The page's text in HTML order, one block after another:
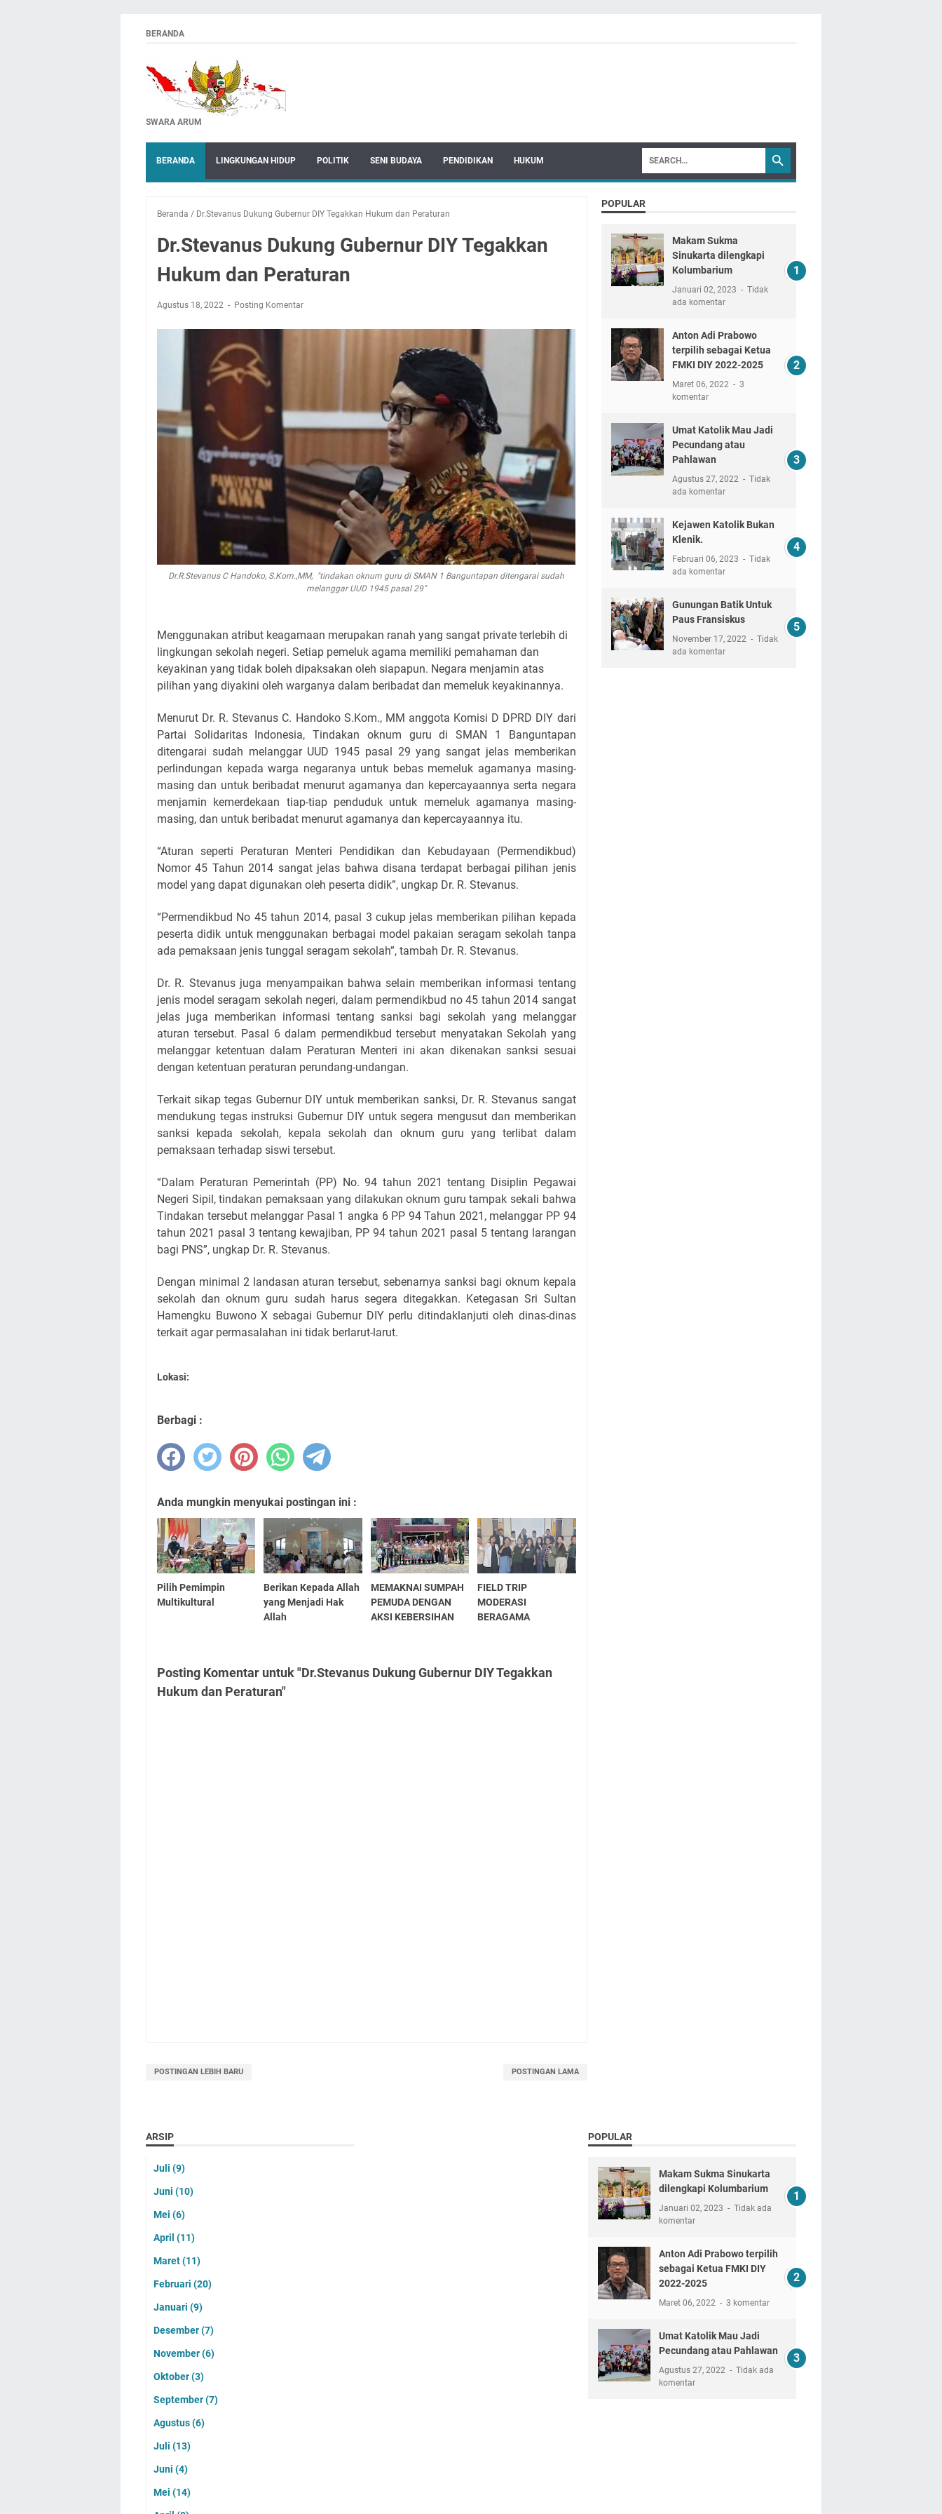
BERANDA
SWARA ARUM
BERANDA LINGKUNGAN HIDUP POLITIK SENI BUDAYA PENDIDIKAN HUKUM
Beranda / Dr.Stevanus Dukung Gubernur DIY Tegakkan Hukum dan Peraturan
Dr.Stevanus Dukung Gubernur DIY Tegakkan
Hukum dan Peraturan
Agustus 18, 2022 Posting Komentar
Dr.R.Stevanus C Handoko, S.Kom.,MM, "tindakan oknum guru di SMAN 1 Banguntapan ditengarai sudah
melanggar UUD 1945 pasal 29"
Menggunakan atribut keagamaan merupakan ranah yang sangat private terlebih di
lingkungan sekolah negeri. Setiap pemeluk agama memiliki pemahaman dan
keyakinan yang tidak boleh dipaksakan oleh siapapun. Negara menjamin atas
pilihan yang diyakini oleh warganya dalam beribadat dan memeluk keyakinannya.
Menurut Dr. R. Stevanus C. Handoko S.Kom., MM anggota Komisi D DPRD DIY dari
Partai Solidaritas Indonesia, Tindakan oknum guru di SMAN 1 Banguntapan
ditengarai sudah melanggar UUD 1945 pasal 29 yang sangat jelas memberikan
perlindungan kepada warga negaranya untuk bebas memeluk agamanya masing-
masing dan untuk beribadat menurut agamanya dan kepercayaannya serta negara
menjamin kemerdekaan tiap-tiap penduduk untuk memeluk agamanya masing-
masing, dan untuk beribadat menurut agamanya dan kepercayaannya itu.
“Aturan seperti Peraturan Menteri Pendidikan dan Kebudayaan (Permendikbud)
Nomor 45 Tahun 2014 sangat jelas bahwa disana terdapat berbagai pilihan jenis
model yang dapat digunakan oleh peserta didik”, ungkap Dr. R. Stevanus.
“Permendikbud No 45 tahun 2014, pasal 3 cukup jelas memberikan pilihan kepada
peserta didik untuk menggunakan berbagai model pakaian seragam sekolah tanpa
ada pemaksaan jenis tunggal seragam sekolah”, tambah Dr. R. Stevanus.
Dr. R. Stevanus juga menyampaikan bahwa selain memberikan informasi tentang
jenis model seragam sekolah negeri, dalam permendikbud no 45 tahun 2014 sangat
jelas juga memberikan informasi tentang sanksi bagi sekolah yang melanggar
aturan tersebut. Pasal 6 dalam permendikbud tersebut menyatakan Sekolah yang
melanggar ketentuan dalam Peraturan Menteri ini akan dikenakan sanksi sesuai
dengan ketentuan peraturan perundang-undangan.
Terkait sikap tegas Gubernur DIY untuk memberikan sanksi, Dr. R. Stevanus sangat
mendukung tegas instruksi Gubernur DIY untuk segera mengusut dan memberikan
sanksi kepada sekolah, kepala sekolah dan oknum guru yang terlibat dalam
pemaksaan terhadap siswi tersebut.
“Dalam Peraturan Pemerintah (PP) No. 94 tahun 2021 tentang Disiplin Pegawai
Negeri Sipil, tindakan pemaksaan yang dilakukan oknum guru tampak sekali bahwa
Tindakan tersebut melanggar Pasal 1 angka 6 PP 94 Tahun 2021, melanggar PP 94
tahun 2021 pasal 3 tentang kewajiban, PP 94 tahun 2021 pasal 5 tentang larangan
bagi PNS”, ungkap Dr. R. Stevanus.
Dengan minimal 2 landasan aturan tersebut, sebenarnya sanksi bagi oknum kepala
sekolah dan oknum guru sudah harus segera ditegakkan. Ketegasan Sri Sultan
Hamengku Buwono X sebagai Gubernur DIY perlu ditindaklanjuti oleh dinas-dinas
terkait agar permasalahan ini tidak berlarut-larut.
Lokasi:
Berbagi :
Anda mungkin menyukai postingan ini :
Pilih Pemimpin
Multikultural
Berikan Kepada Allah
yang Menjadi Hak
Allah
MEMAKNAI SUMPAH
PEMUDA DENGAN
AKSI KEBERSIHAN
FIELD TRIP
MODERASI
BERAGAMA
Posting Komentar untuk "Dr.Stevanus Dukung Gubernur DIY Tegakkan
Hukum dan Peraturan"
POSTINGAN LEBIH BARU POSTINGAN LAMA
POPULAR
Makam Sukma
Sinukarta dilengkapi
Kolumbarium
Januari 02, 2023
Tidak
ada komentar
Anton Adi Prabowo
terpilih sebagai Ketua
FMKI DIY 2022-2025
Maret 06, 2022
3
komentar
Umat Katolik Mau Jadi
Pecundang atau
Pahlawan
Agustus 27, 2022
Tidak
ada komentar
Kejawen Katolik Bukan
Klenik.
Februari 06, 2023
Tidak
ada komentar
Gunungan Batik Untuk
Paus Fransiskus
November 17, 2022
Tidak
ada komentar
ARSIP
Juli (9)
Juni (10)
Mei (6)
April (11)
Maret(11)
Februari (20)
Januari (9)
Desember(7)
November(6)
Oktober(3)
September(7)
Agustus(6)
Juli (13)
Juni (4)
Mei (14)
POPULAR
Makam Sukma Sinukarta
dilengkapi Kolumbarium
Januari 02, 2023
Tidak ada
komentar
Anton Adi Prabowo terpilih
sebagai Ketua FMKI DIY
2022-2025
Maret 06, 2022 3 komentar
Umat Katolik Mau Jadi
Pecundang atau Pahlawan
Agustus 27, 2022
Tidak ada
komentar